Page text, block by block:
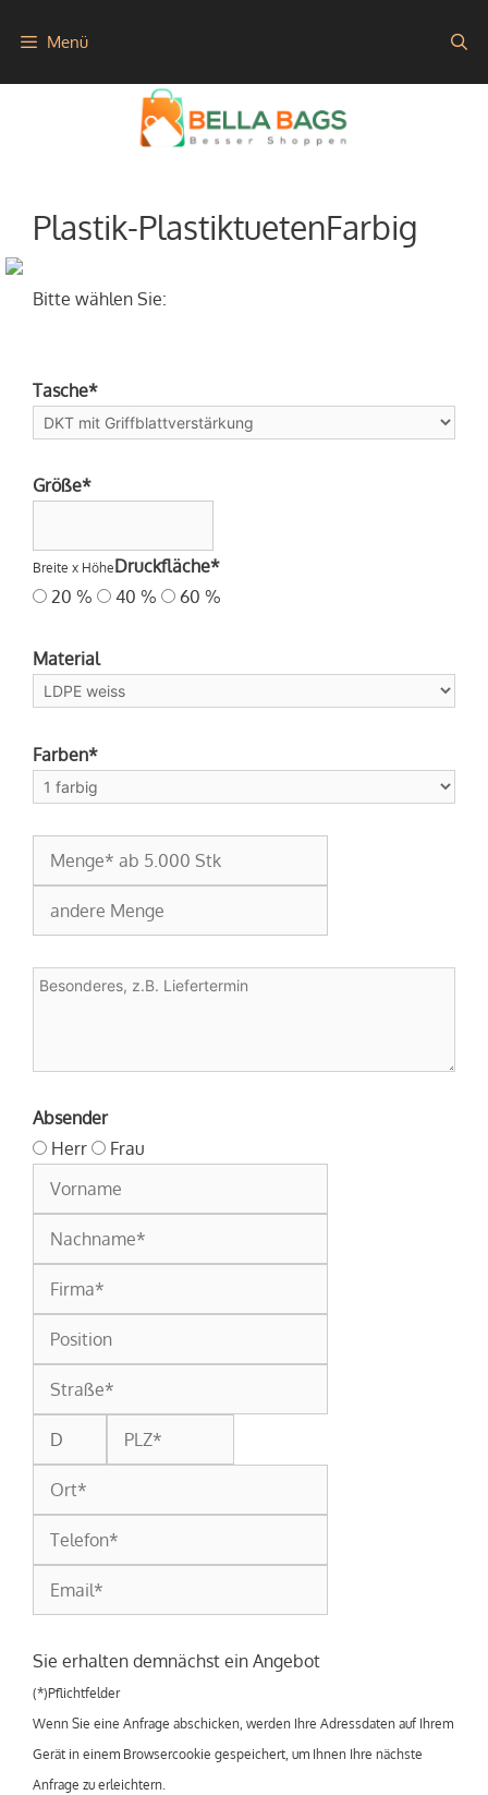
Inhalt Menü
Plastik-PlastiktuetenFarbig
Bitte wählen Sie:
Tasche*
Größe*
Breite x HöheDruckfläche*
20 %
40 % 60 %
Material
Farben*
Absender
Herr
Frau
Sie erhalten demnächst ein Angebot
(*)Pflichtfelder
Wenn Sie eine Anfrage abschicken, werden Ihre Adressdaten auf Ihrem
Gerät in einem Browsercookie gespeichert, um Ihnen Ihre nächste
Anfrage zu erleichtern.